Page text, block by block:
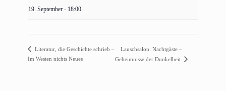
19. September - 18:00
Literatur, die Geschichte schrieb –
Im Westen nichts Neues
Lauschsalon: Nachtgäste –
Geheimnisse der Dunkelheit